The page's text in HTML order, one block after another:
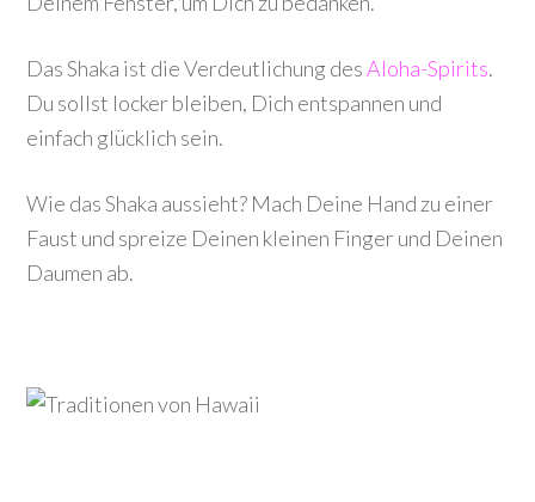
Das Shaka ist die Verdeutlichung desAloha-Spirits.
Du sollst locker bleiben, Dich entspannen und
einfach glücklich sein.
Wie das Shaka aussieht? Mach Deine Hand zu einer
Faust und spreize Deinen kleinen Finger und Deinen
Daumen ab.